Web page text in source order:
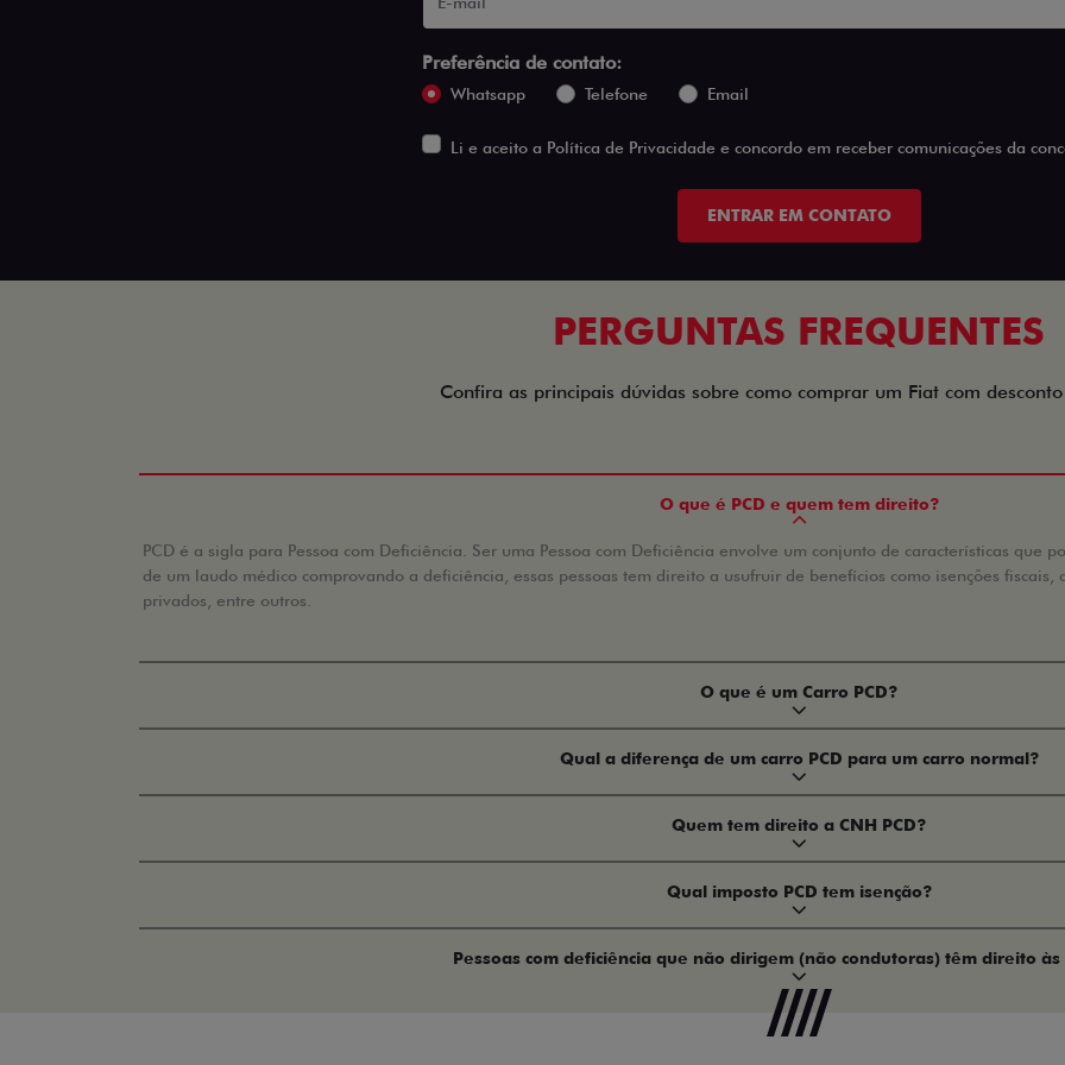
Preferência de contato:
Whatsapp Telefone Email
Li e aceito a Política de Privacidadee concordo em receber comunicações da
ENTRAR EM CONTATO
PERGUNTAS FREQUENTES
Confira as principais dúvidas sobre como comprar um Fiat com
O que é PCD e quem tem direito?
PCD é a sigla para Pessoa com Deficiência. Ser uma Pessoa com Deficiência envolve um conjunto de características que
de um laudo médico comprovando a deficiência, essas pessoas tem direito a usufruir de benefícios como isenções
privados, entre outros.
O que é um Carro PCD?
Qual a diferença de um carro PCD para um carro normal?
Quem tem direito a CNH PCD?
Qual imposto PCD tem isenção?
Pessoas com deficiência que não dirigem (não condutoras) têm direito às